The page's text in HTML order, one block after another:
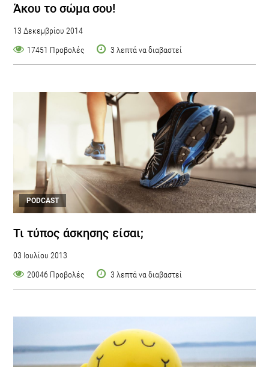
Άκου το σώμα σου!
13 Δεκεμβρίου 2014
17451 Προβολές
3 λεπτά να διαβαστεί
PODCAST
Τι τύπος άσκησης είσαι;
03 Ιουλίου 2013
20046 Προβολές
3 λεπτά να διαβαστεί